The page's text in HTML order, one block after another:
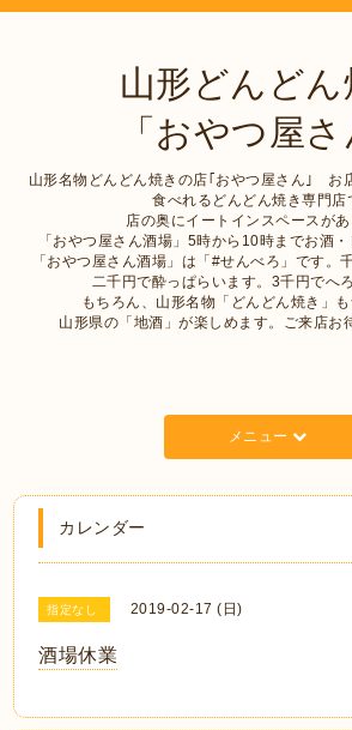
山形どんどん
「おやつ屋さ
山形名物どんどん焼きの店｢おやつ屋さん｣ お
食べれるどんどん焼き専門店
店の奥にイートインスペースがあ
「おやつ屋さん酒場」5時から10時までお酒・
「おやつ屋さん酒場」は「#せんべろ」です。
二千円で酔っぱらいます。3千円でへ
もちろん、山形名物「どんどん焼き」も
山形県の「地酒」が楽しめます。ご来店お
メニュー
カレンダー
指定なし 2019-02-17 (日)
酒場休業